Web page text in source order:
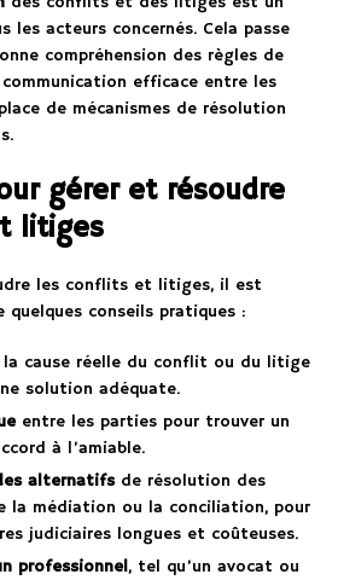
les acteurs concernés. Cela passe
compréhension des règles de
efficace entre les
de mécanismes de résolution
gérer et résoudre
litiges
les conflits et litiges, il est
quelques conseils pratiques :
cause réelle du conflit ou du litige
solution adéquate.
entre les parties pour trouver un
à l’amiable.
alternatifsde résolution des
la médiation ou la conciliation, pour
judiciaires longues et coûteuses.
professionnel, tel qu’un avocat ou